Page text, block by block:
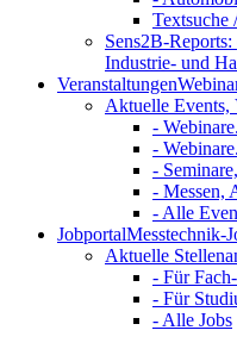
Textsuche
Sens2B-
Industrie- und
Veranstaltungen
Aktuelle Events,
-
-
-
- Messen,
- Alle
JobportalMesstechnik-
Aktuelle
- Für
- Für
- Alle Jobs